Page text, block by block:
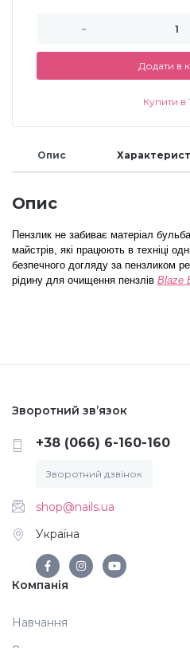
Меланж (цукровий
Інші прикраси
-
Додати в
Купити в
Опис
Опис
Пензлик не забиває матеріал
майстрів, які працюють в техніці
безпечного догляду за пензликом
рідину для очищення пензлів Blaze
Зворотний зв’язок
+38 (066) 6-160-160
Зворотний дзвінок
shop@nails.ua
Україна
Компанія
Навчання